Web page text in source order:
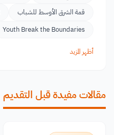
قمة الشرق الأوسط للشباب
Youth Break the Boundaries
أظهر المزيد
مقالات مفيدة قبل التقديم